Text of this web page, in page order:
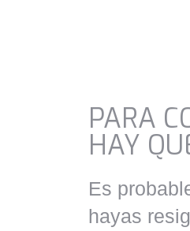
PARA
HAY
Es
hayas